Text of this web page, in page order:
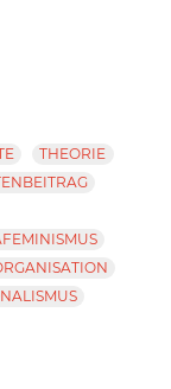
THEORIE